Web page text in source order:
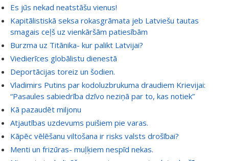
Es jūs nekad neatstāšu vienus!
Kapitālistiskā seksa rokasgrāmata jeb Latviešu tautas
smagais ceļš uz vienkāršām patiesībām
Burzma uz Titānika- kur palikt Latvijai?
Viedierīces globālistu dienestā
Deportācijas toreiz un šodien.
Vladimirs Putins par kodoluzbrukuma draudiem Krievijai:
“Pasaules sabiedrība dzīvo neziņā par to, kas notiek”
Kā pazaudēt miljonu
Atjautības uzdevums puišiem pie varas.
Kāpēc vēlēšanu viltošana ir risks valsts drošībai?
Menti un frizūras- muļķiem nespīd nekas.